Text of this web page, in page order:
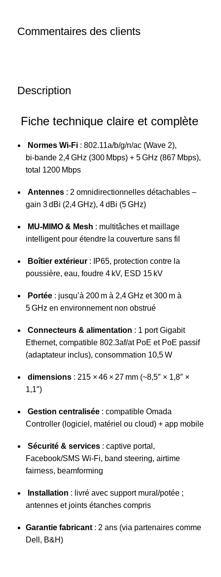
Description
Fiche technique claire et complète
Normes Wi‑Fi : 802.11a/b/g/n/ac (Wave 2),
bi‑bande 2,4 GHz (300 Mbps) + 5 GHz (867 Mbps),
total 1200 Mbps
Antennes : 2 omnidirectionnelles détachables –
gain 3 dBi (2,4 GHz), 4 dBi (5 GHz)
MU‑MIMO & Mesh : multitâches et maillage
intelligent pour étendre la couverture sans fil
Boîtier extérieur : IP65, protection contre la
poussière, eau, foudre 4 kV, ESD 15 kV
Portée : jusqu’à 200 m à 2,4 GHz et 300 m à
5 GHz en environnement non obstrué
Connecteurs & alimentation : 1 port Gigabit
Ethernet, compatible 802.3af/at PoE et PoE passif
(adaptateur inclus), consommation 10,5 W
dimensions : 215 × 46 × 27 mm (~8,5″ × 1,8″ ×
1,1″)
Gestion centralisée : compatible Omada
Controller (logiciel, matériel ou cloud) + app mobile
Sécurité & services : captive portal,
Facebook/SMS Wi‑Fi, band steering, airtime
fairness, beamforming
Installation : livré avec support mural/potée ;
antennes et joints étanches compris
Garantie fabricant : 2 ans (via partenaires comme
Dell, B&H)
Commentaires des clients